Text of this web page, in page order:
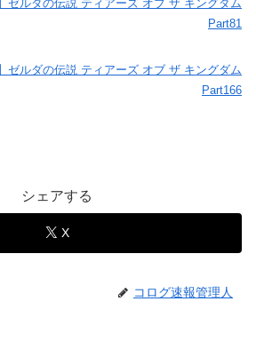
ゼルダの伝説 ティアーズ オブ ザ キングダム
Part81
ゼルダの伝説 ティアーズ オブ ザ キングダム
Part166
シェアする
X
コログ速報管理人